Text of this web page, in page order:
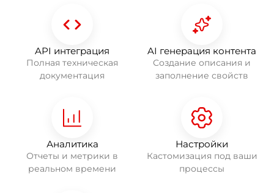
API интеграция
Полная техническая
документация
AI генерация контента
Создание описания и
заполнение свойств
Аналитика
Отчеты и метрики в
реальном времени
Настройки
Кастомизация под ваши
процессы